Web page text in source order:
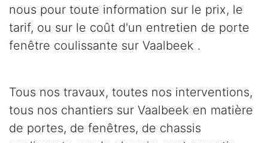
nous pour toute information sur le prix, le
tarif, ou sur le coût d'un entretien de porte
fenêtre coulissante sur Vaalbeek .
Tous nos travaux, toutes nos interventions,
tous nos chantiers sur Vaalbeek en matière
de portes, de fenêtres, de chassis